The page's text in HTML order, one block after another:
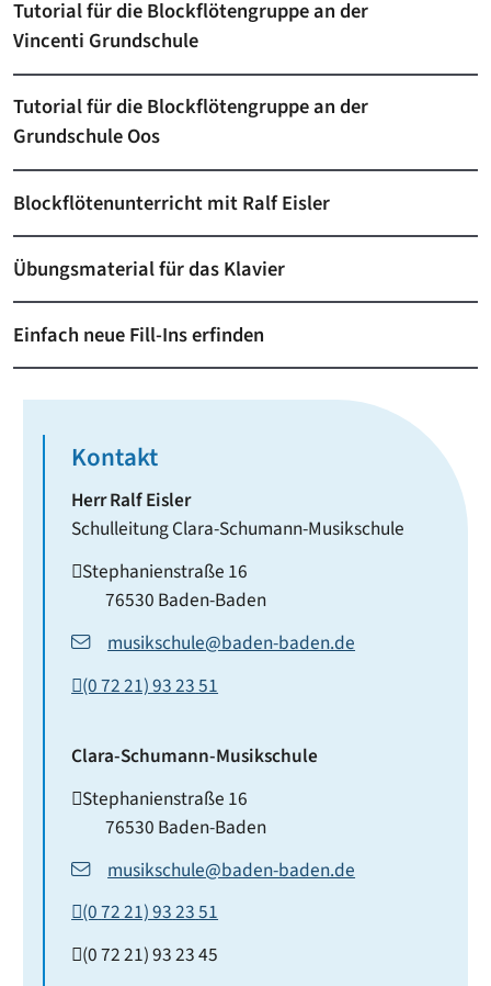
Tutorial für die Blockflötengruppe an der
Vincenti Grundschule
Tutorial für die Blockflötengruppe an der
Grundschule Oos
Blockflötenunterricht mit Ralf Eisler
Übungsmaterial für das Klavier
Einfach neue Fill-Ins erfinden
Kontakt
HerrRalfEisler
Schulleitung Clara-Schumann-Musikschule
Stephanienstraße 16
76530 Baden-Baden
musikschule@baden-baden.de
(07221) 932351
Clara-Schumann-Musikschule
Stephanienstraße 16
76530 Baden-Baden
musikschule@baden-baden.de
(07221) 932351
(07221) 932345